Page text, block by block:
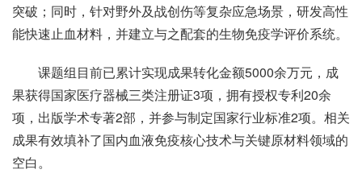
突破；同时，针对野外及战创伤等复杂应急场景，研发高性
能快速止血材料，并建立与之配套的生物免疫学评价系统。
课题组目前已累计实现成果转化金额5000余万元，成
果获得国家医疗器械三类注册证3项，拥有授权专利20余
项，出版学术专著2部，并参与制定国家行业标准2项。相关
成果有效填补了国内血液免疫核心技术与关键原材料领域的
空白。